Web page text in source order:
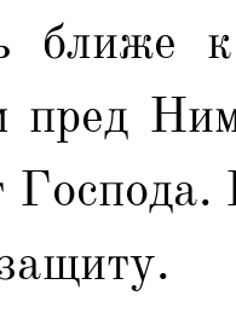
ближе
пред
Господа.